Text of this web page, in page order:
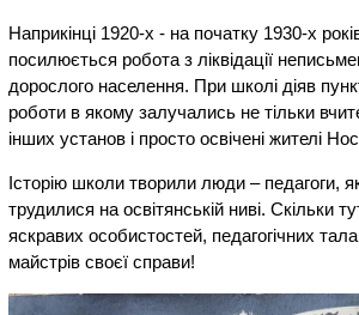
Наприкінці 1920-х - на початку 1930-х
посилюється робота з ліквідації
дорослого населення. При школі діяв
роботи в якому залучались не тільки
інших установ і просто освічені жителі
Історію школи творили люди – педагоги,
трудилися на освітянській ниві. Скільки
яскравих особистостей, педагогічних
майстрів своєї справи!